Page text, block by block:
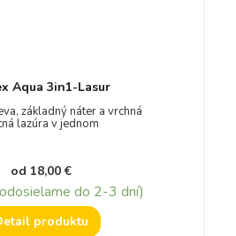
Aqua 3in1-Lasur
základný náter a vrchná
lazúra v jednom
od 18,00€
do 2-3 dní)
produktu